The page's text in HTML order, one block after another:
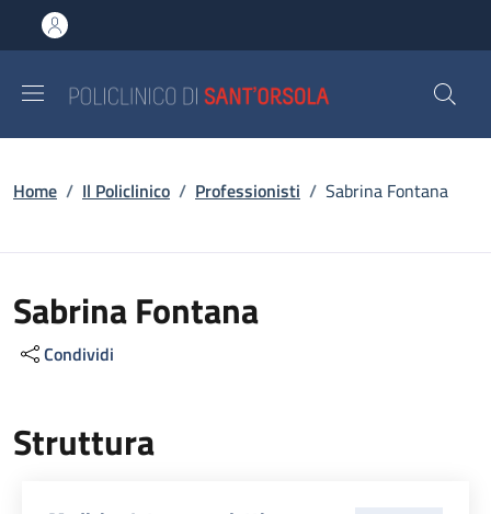
al contenuto principale
to footer content
Briciole di pane
Home / Il Policlinico / Professionisti / Sabrina Fontana
Sabrina Fontana
Condividi
Struttura